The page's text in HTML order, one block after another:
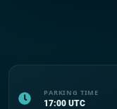
PARKING TIME
17:00 UTC